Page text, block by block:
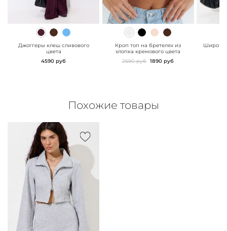
" class="js-prevent-
images">
Джоггеры клеш сливового
цвета
4590 руб
" class="js-prevent-
images">
Кроп топ на бретелях из
хлопка кремового цвета
2690 руб 1890 руб
Похожие товары